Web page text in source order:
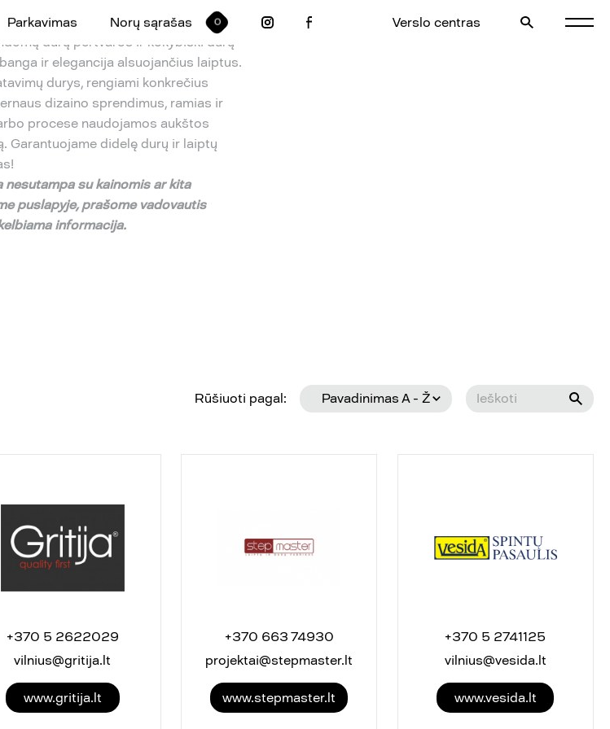
Parkavimas Norų sąrašas 0
Verslo centras
durų pertvaros ir kokybiški durų
ir elegancija alsuojančius laiptus.
durys, rengiami konkrečius
dizaino sprendimus, ramias ir
procese naudojamos aukštos
Garantuojame didelę durų ir laiptų
nesutampa sukainomis ar kita
puslapyje, prašome vadovautis
informacija.
Rūšiuoti pagal: Pavadinimas A - Ž
+370 5 2622029
vilnius@gritija.lt
www.gritija.lt
+370 663 74930
projektai@stepmaster.lt
www.stepmaster.lt
+370 5 2741125
vilnius@vesida.lt
www.vesida.lt